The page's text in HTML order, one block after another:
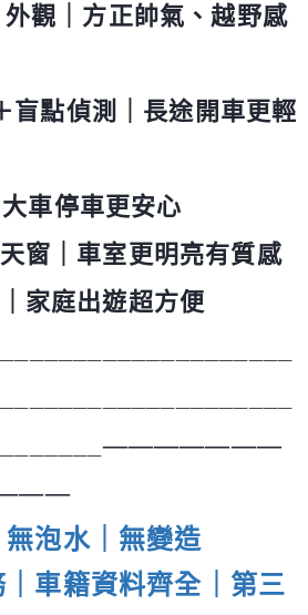
外觀｜方正帥氣、越野感
盲點偵測｜長途開車更輕
車停車更安心
窗｜車室更明亮有質感
家庭出遊超方便
―――――――
泡水｜無變造
車籍資料齊全｜第三